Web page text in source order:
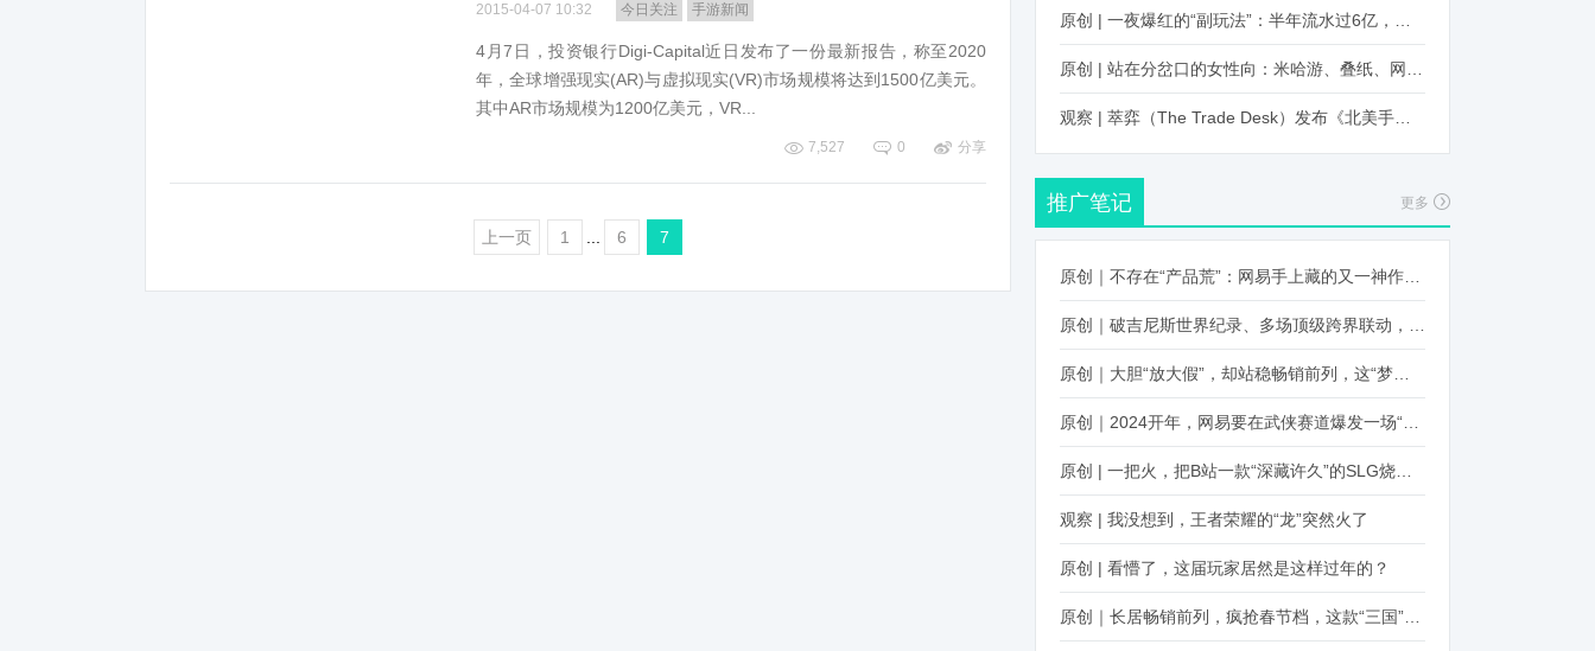
2015-04-07 10:32 今日关注 手游新闻
4月7日，投资银行Digi-Capital近日发布了一份最新报告，称至2020
年，全球增强现实(AR)与虚拟现实(VR)市场规模将达到1500亿美元。
其中AR市场规模为1200亿美元，VR...
7,527 0 分享
上一页 1 6 7
推广笔记 更多
观察 | 我没想到，王者荣耀的“龙”突然火了
原创 | 看懵了，这届玩家居然是这样过年的？